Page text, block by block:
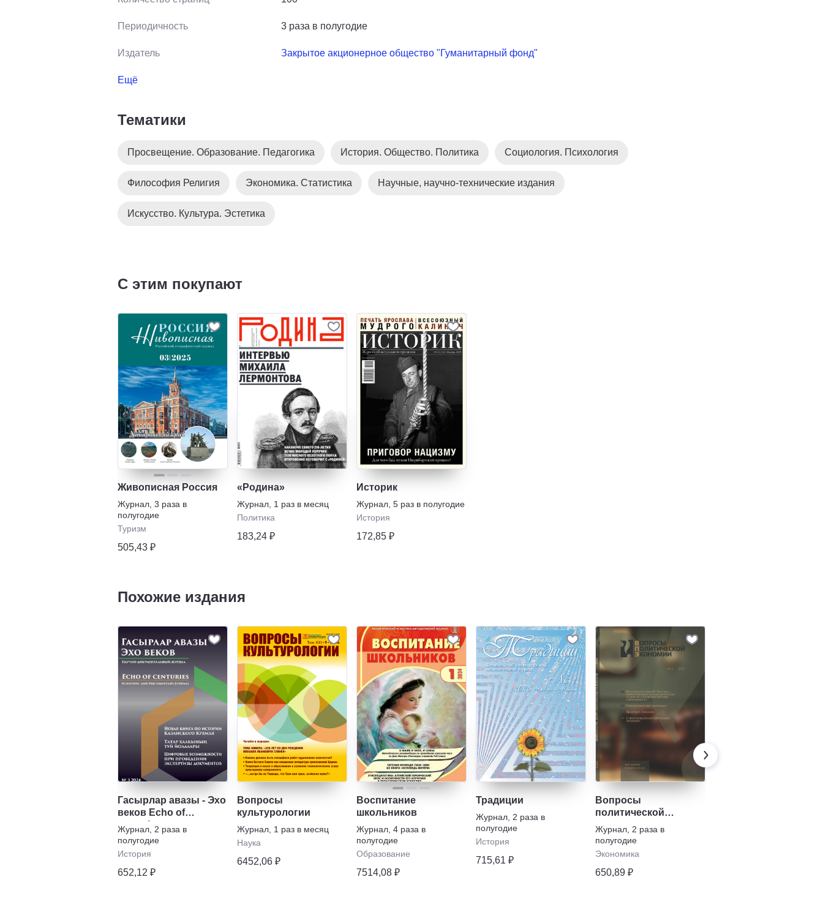
Периодичность 3 раза в полугодие
Издатель Закрытое акционерное общество "Гуманитарный фонд"
Ещё
Тематики
Просвещение. Образование. Педагогика История. Общество. Политика Социология. Психология
Философия Религия Экономика. Статистика Научные, научно-технические издания
Искусство. Культура. Эстетика
С этим покупают
Живописная Россия
Журнал 3 раза в
полугодие
Туризм
505,43 ₽
«Родина»
Журнал 1 раз в месяц
Политика
183,24 ₽
Историк
Журнал 5 раз в полугодие
История
172,85 ₽
Похожие издания
Гасырлар авазы - Эхо
веков Echo of
centuries
Журнал 2 раза в
полугодие
История
652,12 ₽
Вопросы
культурологии
Журнал 1 раз в месяц
Наука
6452,06 ₽
Воспитание
школьников
Журнал 4 раза в
полугодие
Образование
7514,08 ₽
Традиции
Журнал 2 раза в
полугодие
История
715,61 ₽
Вопросы
политической
экономии
Журнал 2 раза в
полугодие
Экономика
650,89 ₽